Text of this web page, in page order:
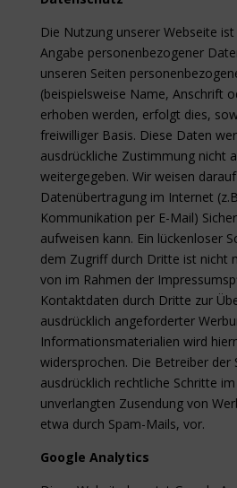
Die Nutzung unserer Webseite
Angabe personenbezogener
unseren Seiten
(beispielsweise Name, Anschrift
erhoben werden, erfolgt dies,
freiwilliger Basis. Diese Daten
ausdrückliche Zustimmung nicht
weitergegeben. Wir weisen
Datenübertragung im Internet
Kommunikation per E-Mail)
aufweisen kann. Ein lückenloser
dem Zugriff durch Dritte ist nicht
von im Rahmen der
Kontaktdaten durch Dritte zur
ausdrücklich angeforderter
Informationsmaterialien wird
widersprochen. Die Betreiber der
ausdrücklich rechtliche Schritte
unverlangten Zusendung von
etwa durch Spam-Mails, vor.
Google Analytics